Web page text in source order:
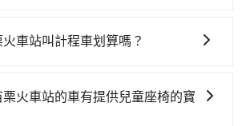
一輛計程車花費約400元、車程約30
苗栗高鐵站，每人票價140元，再用5
站前排班的計程車，搭上小黃後約花
重要的是你當天就要來回，那在新竹
，從新竹市（東區）到苗栗火車站
（金額差異來自於平假日、車
車站叫計程車划算嗎？
Line Taxi、Yoxi等，如果在路邊攔不
電話至附近的計程車隊，如皇家789計
火車站的車有提供兒童座椅的寶